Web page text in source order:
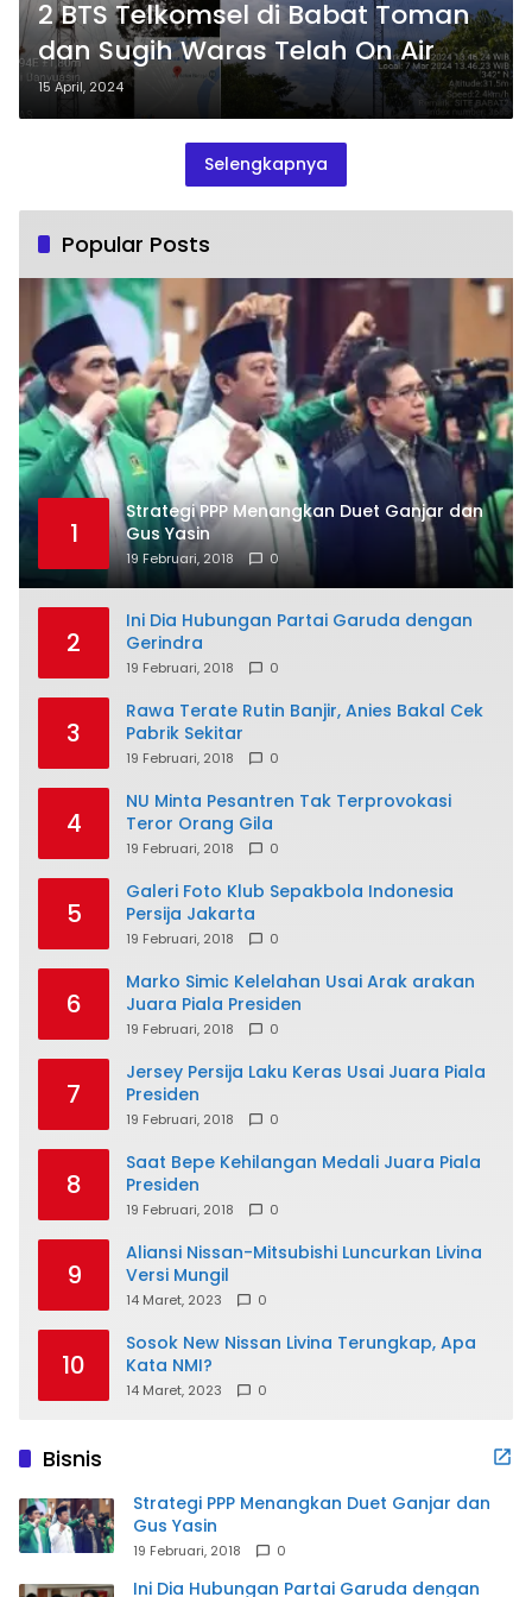
2 BTS Telkomsel di Babat Toman
dan Sugih Waras Telah On Air
15 April, 2024
Selengkapnya
Popular Posts
1
Strategi PPP Menangkan Duet Ganjar dan
Gus Yasin
19 Februari, 2018 0
2
Ini Dia Hubungan Partai Garuda dengan
Gerindra
19 Februari, 2018 0
3
Rawa Terate Rutin Banjir, Anies Bakal Cek
Pabrik Sekitar
19 Februari, 2018 0
4
NU Minta Pesantren Tak Terprovokasi
Teror Orang Gila
19 Februari, 2018 0
5
Galeri Foto Klub Sepakbola Indonesia
Persija Jakarta
19 Februari, 2018 0
6
Marko Simic Kelelahan Usai Arak arakan
Juara Piala Presiden
19 Februari, 2018 0
7
Jersey Persija Laku Keras Usai Juara Piala
Presiden
19 Februari, 2018 0
8
Saat Bepe Kehilangan Medali Juara Piala
Presiden
19 Februari, 2018 0
9
Aliansi Nissan-Mitsubishi Luncurkan Livina
Versi Mungil
14 Maret, 2023 0
10
Sosok New Nissan Livina Terungkap, Apa
Kata NMI?
14 Maret, 2023 0
Bisnis
Strategi PPP Menangkan Duet Ganjar dan
Gus Yasin
19 Februari, 2018 0
Ini Dia Hubungan Partai Garuda dengan